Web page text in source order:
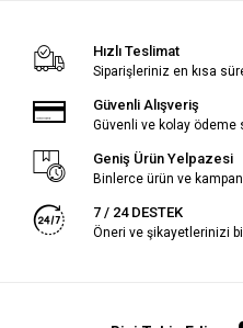
Hızlı Teslimat
Siparişleriniz en kısa
Güvenli Alışveriş
Güvenli ve kolay ödeme
Geniş Ürün Yelpazesi
Binlerce ürün ve
7 / 24 DESTEK
Öneri ve şikayetlerinizi